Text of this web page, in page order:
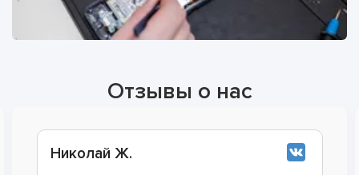
Отзывы о нас
Анна Л.